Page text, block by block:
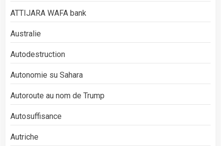
ATTIJARA WAFA bank
Australie
Autodestruction
Autonomie su Sahara
Autoroute au nom de Trump
Autosuffisance
Autriche